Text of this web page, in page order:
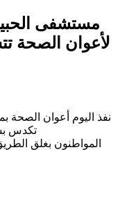
مستشفى
لأعوان الصحة
نفذ اليوم أعوان الصحة
تكدس
المواطنون بغلق